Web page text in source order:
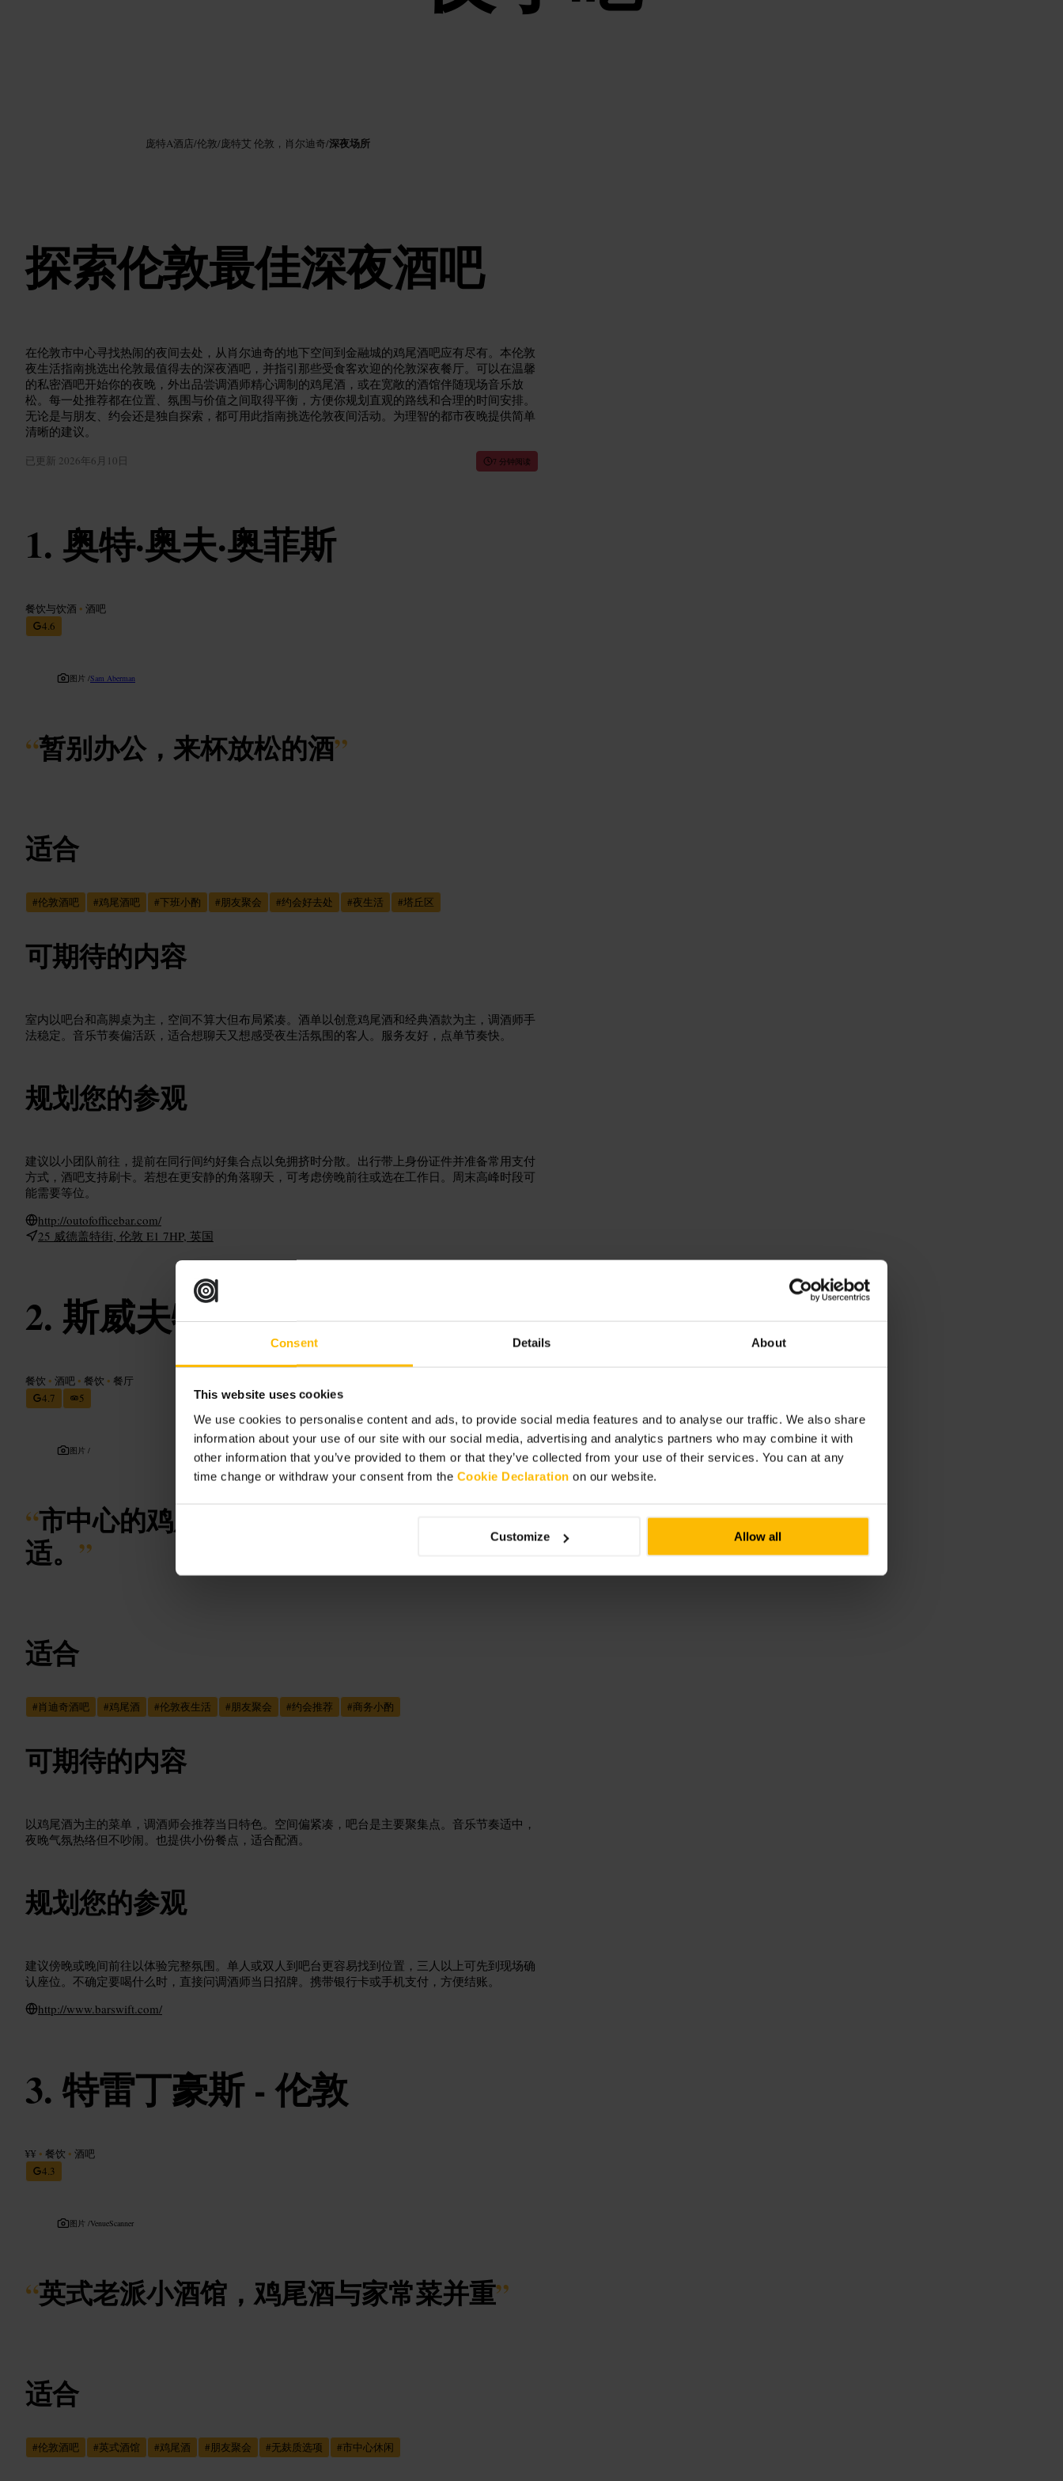
Consent Details About
This website uses cookies
We use cookies to personalise content and ads, to provide social media features and to analyse our traffic. We also share
information about your use of our site with our social media, advertising and analytics partners who may combine it with
other information that you’ve provided to them or that they’ve collected from your use of their services. You can at any
time change or withdraw your consent from the Cookie Declaration on our website.
Customize Allow all
庞特A酒店/伦敦/庞特艾 伦敦，肖尔迪奇/深夜场所
探索伦敦最佳深夜酒吧
在伦敦市中心寻找热闹的夜间去处，从肖尔迪奇的地下空间到金融城的鸡尾酒吧应有尽有。本伦敦
夜生活指南挑选出伦敦最值得去的深夜酒吧，并指引那些受食客欢迎的伦敦深夜餐厅。可以在温馨
的私密酒吧开始你的夜晚，外出品尝调酒师精心调制的鸡尾酒，或在宽敞的酒馆伴随现场音乐放
松。每一处推荐都在位置、氛围与价值之间取得平衡，方便你规划直观的路线和合理的时间安排。
无论是与朋友、约会还是独自探索，都可用此指南挑选伦敦夜间活动。为理智的都市夜晚提供简单
清晰的建议。
已更新 2026年6月10日 7 分钟阅读
奥特·奥夫·奥菲斯
餐饮与饮酒 • 酒吧
4.6
图片 /Sam Aberman
“暂别办公，来杯放松的酒”
适合
#伦敦酒吧 #鸡尾酒吧 #下班小酌 #朋友聚会 #约会好去处 #夜生活 #塔丘区
可期待的内容
室内以吧台和高脚桌为主，空间不算大但布局紧凑。酒单以创意鸡尾酒和经典酒款为主，调酒师手
法稳定。音乐节奏偏活跃，适合想聊天又想感受夜生活氛围的客人。服务友好，点单节奏快。
规划您的参观
建议以小团队前往，提前在同行间约好集合点以免拥挤时分散。出行带上身份证件并准备常用支付
方式，酒吧支持刷卡。若想在更安静的角落聊天，可考虑傍晚前往或选在工作日。周末高峰时段可
能需要等位。
http://outofofficebar.com/
25 威德盖特街, 伦敦 E1 7HP, 英国
斯威夫特·肖尔迪奇
餐饮 • 酒吧 • 餐饮 • 餐厅
4.7
5
图片 /
“市中心的鸡尾酒小站，短聚或晚酒都合
适。 ”
适合
#肖迪奇酒吧 #鸡尾酒 #伦敦夜生活 #朋友聚会 #约会推荐 #商务小酌
可期待的内容
以鸡尾酒为主的菜单，调酒师会推荐当日特色。空间偏紧凑，吧台是主要聚集点。音乐节奏适中，
夜晚气氛热络但不吵闹。也提供小份餐点，适合配酒。
规划您的参观
建议傍晚或晚间前往以体验完整氛围。单人或双人到吧台更容易找到位置，三人以上可先到现场确
认座位。不确定要喝什么时，直接问调酒师当日招牌。携带银行卡或手机支付，方便结账。
http://www.barswift.com/
特雷丁豪斯 - 伦敦
¥¥ • 餐饮 • 酒吧
4.3
图片 /VenueScanner
“英式老派小酒馆，鸡尾酒与家常菜并重”
适合
#伦敦酒吧 #英式酒馆 #鸡尾酒 #朋友聚会 #无麸质选项 #市中心休闲